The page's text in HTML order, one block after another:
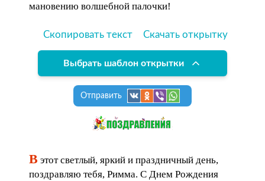
мановению волшебной палочки!
Скопировать текст Скачать открытку
Выбрать шаблон открытки
Отправить
В этот светлый, яркий и праздничный день,
поздравляю тебя, Римма. С Днем Рождения